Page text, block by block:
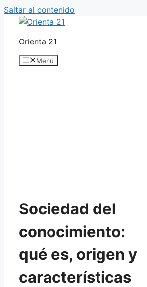
Saltar al contenido
Orienta 21
Menú
Sociedad del
conocimiento:
qué es, origen y
características